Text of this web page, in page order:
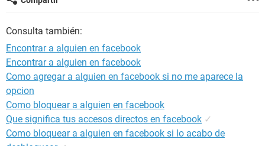
Consulta también:
Encontrar a alguien en facebook
Encontrar a alguien en facebook
Como agregar a alguien en facebook si no me aparece la
opcion
Como bloquear a alguien en facebook
Que significa tus accesos directos en facebook ✓
Como bloquear a alguien en facebook si lo acabo de